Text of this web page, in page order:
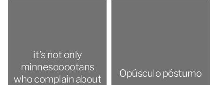
it’s not only
minnesooootans
who complain about
Opúsculo póstumo